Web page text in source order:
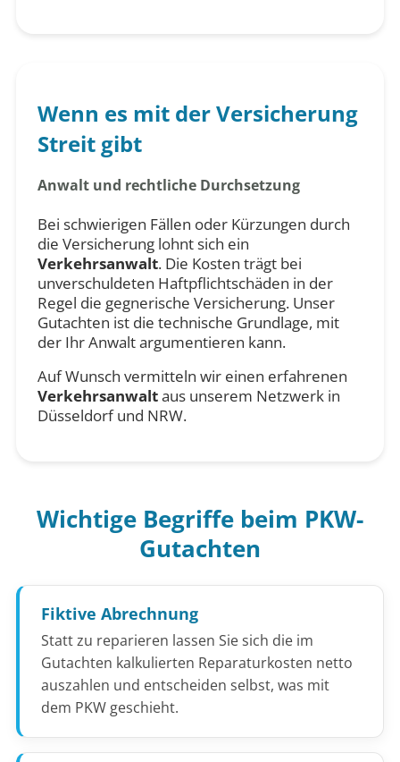
Wenn es mit der Versicherung
Streit gibt
Anwalt und rechtliche Durchsetzung
Bei schwierigen Fällen oder Kürzungen durch
die Versicherung lohnt sich ein
Verkehrsanwalt. Die Kosten trägt bei
unverschuldeten Haftpflichtschäden in der
Regel die gegnerische Versicherung. Unser
Gutachten ist die technische Grundlage, mit
der Ihr Anwalt argumentieren kann.
Auf Wunsch vermitteln wir einen erfahrenen
Verkehrsanwaltaus unserem Netzwerk in
Düsseldorf und NRW.
Wichtige Begriffe beim PKW-
Gutachten
Fiktive Abrechnung
Statt zu reparieren lassen Sie sich die im
Gutachten kalkulierten Reparaturkosten netto
auszahlen und entscheiden selbst, was mit
dem PKW geschieht.